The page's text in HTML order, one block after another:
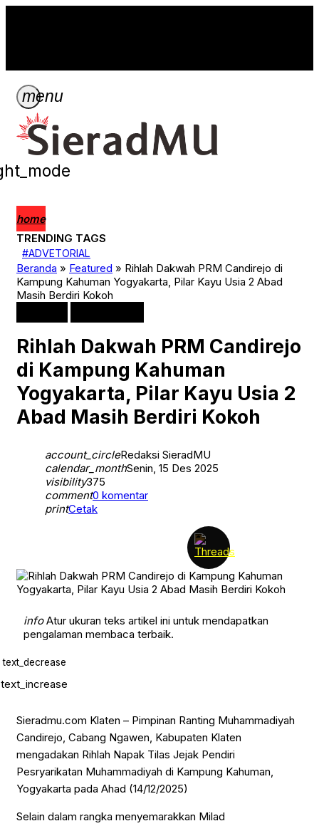
menu
home
4
ADVETORIAL
ARTIKEL
Bisnis
Covid-19
Games
Jurnal Muktamar48
JURNAL MUSYDA XIV
KHASANAH RAMADHAN
KIPRAH
Klaten
Klaten Terkini
KRONIK
News
OPINI
Opini Kiprah
PAGELARAN
PATROLI
PEMILUSERENTAK2024
Ramadhan Karem
REPORTASE HAJI
SEPUTAR JOGJA
SPORT
Tarjih
WISATA & KULINER
TRENDING TAGS
#ADVETORIAL
Beranda » Featured » Rihlah Dakwah PRM Candirejo di
Kampung Kahuman Yogyakarta, Pilar Kayu Usia 2 Abad
Masih Berdiri Kokoh
Rihlah Dakwah PRM Candirejo
di Kampung Kahuman
Yogyakarta, Pilar Kayu Usia 2
Abad Masih Berdiri Kokoh
account_circleRedaksi SieradMU
calendar_monthSenin, 15 Des 2025
visibility375
comment0 komentar
printCetak
infoAtur ukuran teks artikel ini untuk mendapatkan
pengalaman membaca terbaik.
text_decrease
text_increase
Sieradmu.com Klaten – Pimpinan Ranting Muhammadiyah
Candirejo, Cabang Ngawen, Kabupaten Klaten
mengadakan Rihlah Napak Tilas Jejak Pendiri
Pesryarikatan Muhammadiyah di Kampung Kahuman,
Yogyakarta pada Ahad (14/12/2025)
Selain dalam rangka menyemarakkan Milad